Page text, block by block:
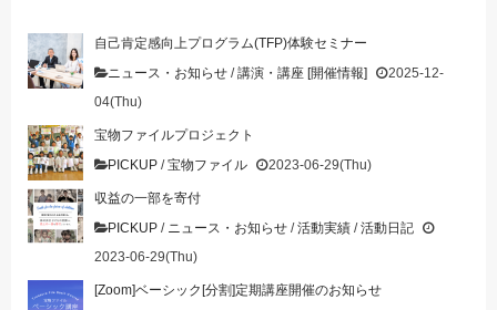
自己肯定感向上プログラム(TFP)体験セミナー
ニュース・お知らせ /講演・講座 [開催情報]
2025-12-
04(Thu)
宝物ファイルプロジェクト
PICKUP /宝物ファイル 2023-06-29(Thu)
収益の一部を寄付
PICKUP / ニュース・お知らせ /活動実績 /活動日記
2023-06-29(Thu)
[Zoom]ベーシック[分割]定期講座開催のお知らせ